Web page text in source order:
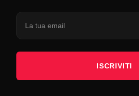
ISCRIVITI